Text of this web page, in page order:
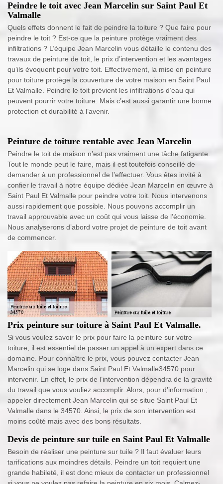
Peindre le toit avec Jean Marcelin sur Saint Paul Et
Valmalle
Quels effets donnent le fait de peindre la toiture ? Que faire pour
peindre le toit ? Est-ce que la peinture protège vraiment des
infiltrations ? L’équipe Jean Marcelin vous détaille le contenu des
travaux de peinture de toit, le prix d’intervention et les avantages
qu’ils évoquent pour votre toit. Effectivement, la mise en peinture
pour toiture protège la couverture de votre maison en Saint Paul
Et Valmalle. Peindre le toit prévient les infiltrations d’eau qui
peuvent pourrir votre toiture. Mais c’est aussi garantir une bonne
protection et durabilité à l’avenir.
Peinture de toiture rentable avec Jean Marcelin
Peindre le toit de maison n’est pas vraiment une tâche fatigante.
Tout le monde peut le faire, mais il est toutefois conseillé de
demander à un professionnel de l’effectuer. Vous êtes invité à
confier le travail à notre équipe dédiée Jean Marcelin en œuvre à
Saint Paul Et Valmalle pour peindre votre toit. Nous intervenons
aussi rapidement que possible. Nous pouvons accomplir un
travail approuvable avec un coût qui vous laisse de l’économie.
Nous analyserons d’abord votre projet de peinture de toit avant
de commencer.
Prix peinture sur toiture à Saint Paul Et Valmalle.
Si vous voulez savoir le prix pour faire la peinture sur votre
toiture, il est essentiel de passer un appel à un expert dans ce
domaine. Pour connaître le prix, vous pouvez contacter Jean
Marcelin qui se loge dans Saint Paul Et Valmalle34570 pour
intervenir. En effet, le prix de l’intervention dépendra de la gravité
du travail que vous vouliez accomplir. Alors, pour d’information ;
appeler directement Jean Marcelin qui se situe Saint Paul Et
Valmalle dans le 34570. Ainsi, le prix de son intervention est
moins coûté mais avec des bons résultats.
Devis de peinture sur tuile en Saint Paul Et Valmalle
Besoin de réaliser une peinture sur tuile ? Il faut évaluer leurs
tarifications aux moindres détails. Peindre un toit requiert une
grande habileté, il est donc mieux de contacter un professionnel